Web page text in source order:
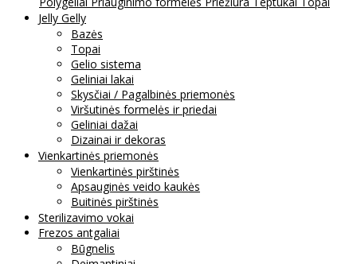
Jelly Gelly
Bazės
Topai
Gelio sistema
Geliniai lakai
Skysčiai / Pagalbinės priemonės
Viršutinės formelės ir priedai
Geliniai dažai
Dizainai ir dekoras
Vienkartinės priemonės
Vienkartinės pirštinės
Apsauginės veido kaukės
Buitinės pirštinės
Sterilizavimo vokai
Frezos antgaliai
Būgnelis